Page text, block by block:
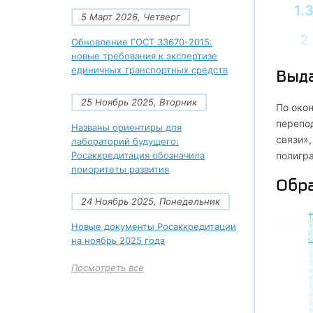
5 Март 2026, Четверг
Обновление ГОСТ 33670-2015:
новые требования к экспертизе
единичных транспортных средств
25 Ноябрь 2025, Вторник
Названы ориентиры для
лабораторий будущего:
Росаккредитация обозначила
приоритеты развития
24 Ноябрь 2025, Понедельник
Новые документы Росаккредитации
на ноябрь 2025 года
Посмотреть все
1.3
2
2.1
3
3.1
По